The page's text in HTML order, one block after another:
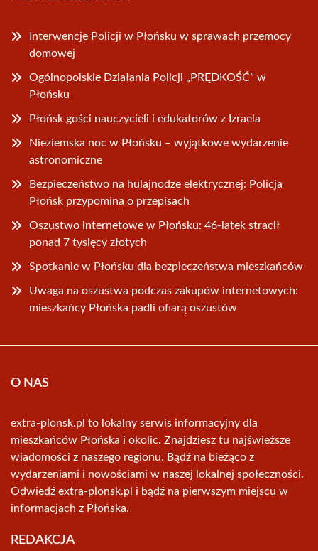
Interwencje Policji w Płońsku w sprawach przemocy
domowej
Ogólnopolskie Działania Policji „PRĘDKOŚĆ” w
Płońsku
Płońsk gości nauczycieli i edukatorów z Izraela
Nieziemska noc w Płońsku – wyjątkowe wydarzenie
astronomiczne
Bezpieczeństwo na hulajnodze elektrycznej: Policja
Płońsk przypomina o przepisach
Oszustwo internetowe w Płońsku: 46-latek stracił
ponad 7 tysięcy złotych
Spotkanie w Płońsku dla bezpieczeństwa mieszkańców
Uwaga na oszustwa podczas zakupów internetowych:
mieszkańcy Płońska padli ofiarą oszustów
O NAS
extra-plonsk.pl to lokalny serwis informacyjny dla
mieszkańców Płońska i okolic. Znajdziesz tu najświeższe
wiadomości z naszego regionu. Bądź na bieżąco z
wydarzeniami i nowościami w naszej lokalnej społeczności.
Odwiedź extra-plonsk.pl i bądź na pierwszym miejscu w
informacjach z Płońska.
REDAKCJA